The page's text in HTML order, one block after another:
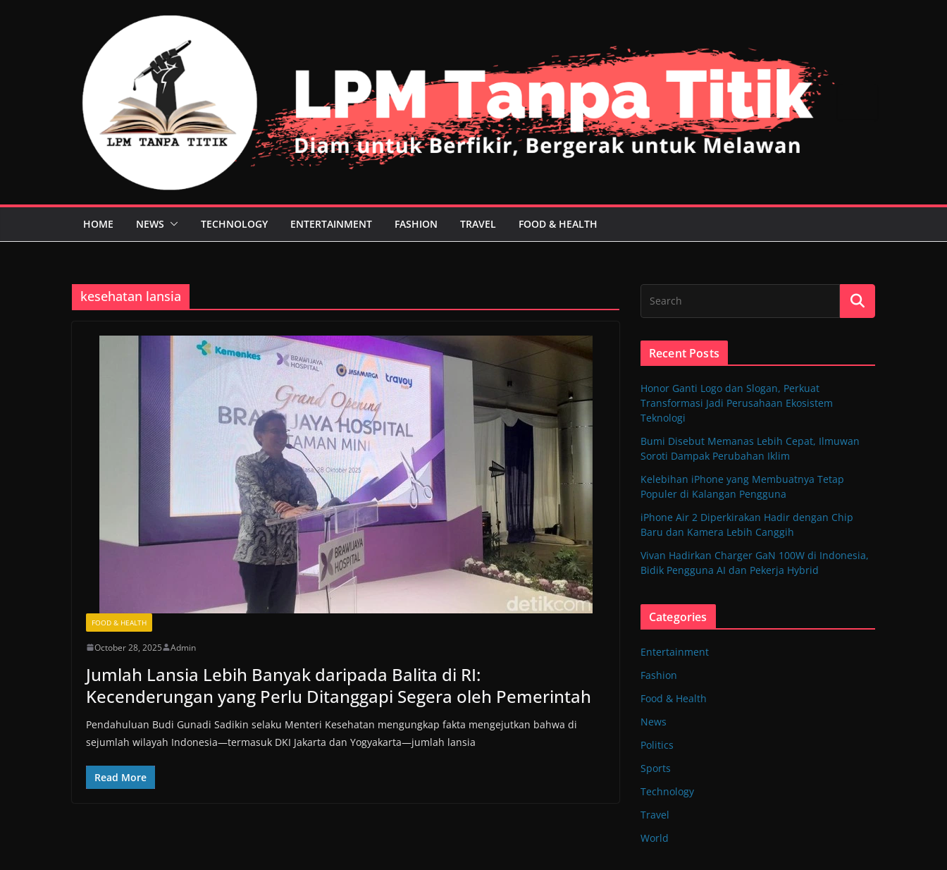
HOME NEWS TECHNOLOGY ENTERTAINMENT FASHION TRAVEL FOOD & HEALTH
kesehatan lansia
FOOD & HEALTH
October 28, 2025 Admin
Jumlah Lansia Lebih Banyak daripada Balita di RI:
Kecenderungan yang Perlu Ditanggapi Segera oleh Pemerintah
Pendahuluan Budi Gunadi Sadikin selaku Menteri Kesehatan mengungkap fakta mengejutkan bahwa di
sejumlah wilayah Indonesia—termasuk DKI Jakarta dan Yogyakarta—jumlah lansia
Read More
Recent Posts
Honor Ganti Logo dan Slogan, Perkuat
Transformasi Jadi Perusahaan Ekosistem
Teknologi
Bumi Disebut Memanas Lebih Cepat, Ilmuwan
Soroti Dampak Perubahan Iklim
Kelebihan iPhone yang Membuatnya Tetap
Populer di Kalangan Pengguna
iPhone Air 2 Diperkirakan Hadir dengan Chip
Baru dan Kamera Lebih Canggih
Vivan Hadirkan Charger GaN 100W di Indonesia,
Bidik Pengguna AI dan Pekerja Hybrid
Categories
Entertainment
Fashion
Food & Health
News
Politics
Sports
Technology
Travel
World